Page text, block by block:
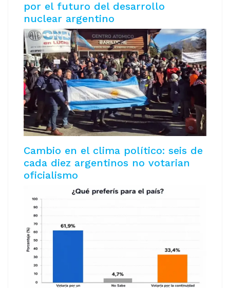
por el futuro del desarrollo
nuclear argentino
Cambio en el clima político: seis de
cada diez argentinos no votarian
oficialismo